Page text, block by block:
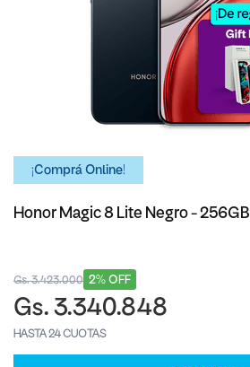
¡Comprá Online!
Honor Magic 8 Lite Negro - 256GB
2% OFF
Gs. 3.423.000
Gs. 3.340.848
HASTA 24 CUOTAS